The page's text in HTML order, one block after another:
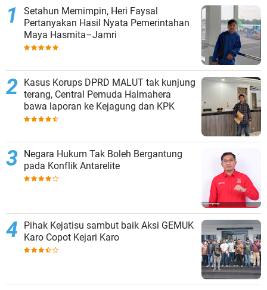
Setahun Memimpin, Heri Faysal
Pertanyakan Hasil Nyata Pemerintahan
Maya Hasmita–Jamri
Kasus Korups DPRD MALUT tak kunjung
terang, Central Pemuda Halmahera
bawa laporan ke Kejagung dan KPK
Negara Hukum Tak Boleh Bergantung
pada Konflik Antarelite
Pihak Kejatisu sambut baik Aksi GEMUK
Karo Copot Kejari Karo